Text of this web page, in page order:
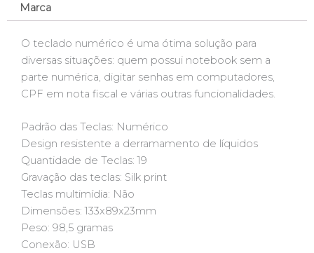
Marca
O teclado numérico é uma ótima solução para
diversas situações: quem possui notebook sem a
parte numérica, digitar senhas em computadores,
CPF em nota fiscal e várias outras funcionalidades.
Padrão das Teclas: Numérico
Design resistente a derramamento de líquidos
Quantidade de Teclas: 19
Gravação das teclas: Silk print
Teclas multimídia: Não
Dimensões: 133x89x23mm
Peso: 98,5 gramas
Conexão: USB